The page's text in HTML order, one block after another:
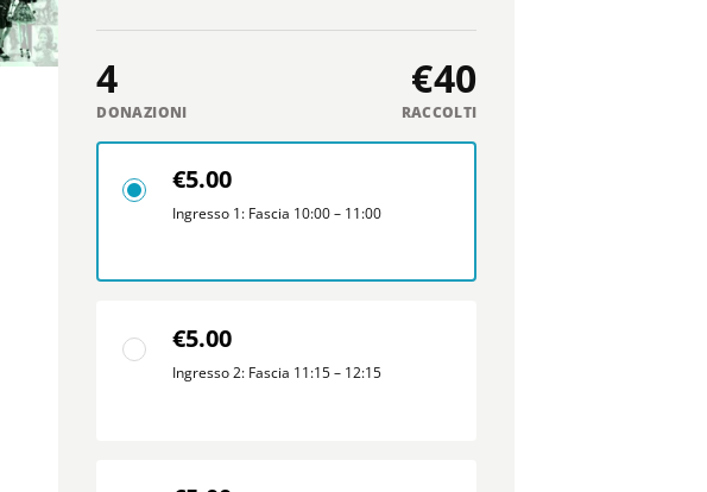
4
DONAZIONI
€40
RACCOLTI
€5.00
Ingresso 1: Fascia 10:00 – 11:00
€5.00
Ingresso 2: Fascia 11:15 – 12:15